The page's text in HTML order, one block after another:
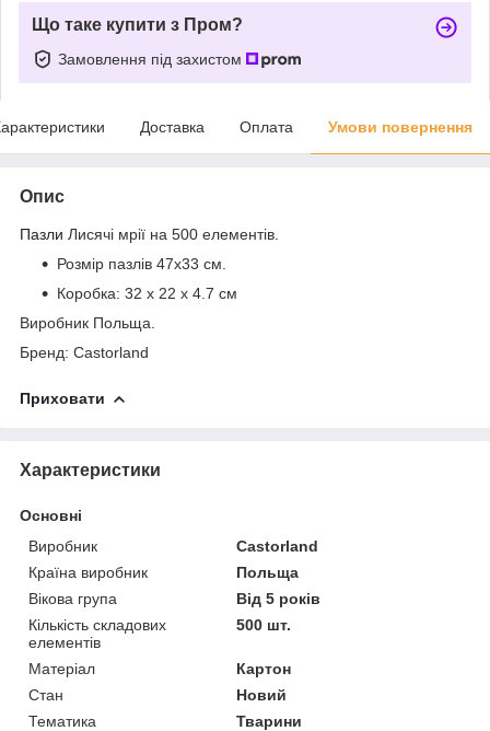
Що таке купити з Пром?
Замовлення під захистом
Доставка Оплата Умови повернення
Опис
Пазли Лисячі мрії на 500 елементів.
Розмір пазлів 47х33 см.
Коробка: 32 x 22 x 4.7 см
Виробник Польща.
Бренд: Castorland
Приховати
Характеристики
Основні
Виробник
Castorland
Країна виробник
Польща
Вікова група
Від 5 років
Кількість складових
елементів
500 шт.
Матеріал
Картон
Стан
Новий
Тематика
Тварини